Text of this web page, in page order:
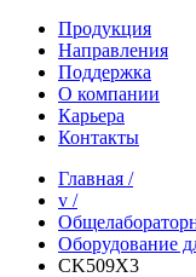
Продукция
Направления
Поддержка
О компании
Карьера
Контакты
Главная /
v /
Оборудование
CK509X3